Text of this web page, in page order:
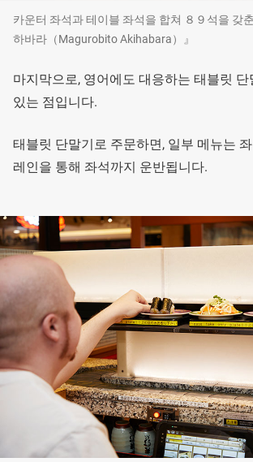
카운터 좌석과 테이블 좌석을 합쳐 ８９석을 갖
하바라（Magurobito Akihabara）』
마지막으로, 영어에도 대응하는 태블릿
있는 점입니다.
태블릿 단말기로 주문하면, 일부 메뉴는
레인을 통해 좌석까지 운반됩니다.